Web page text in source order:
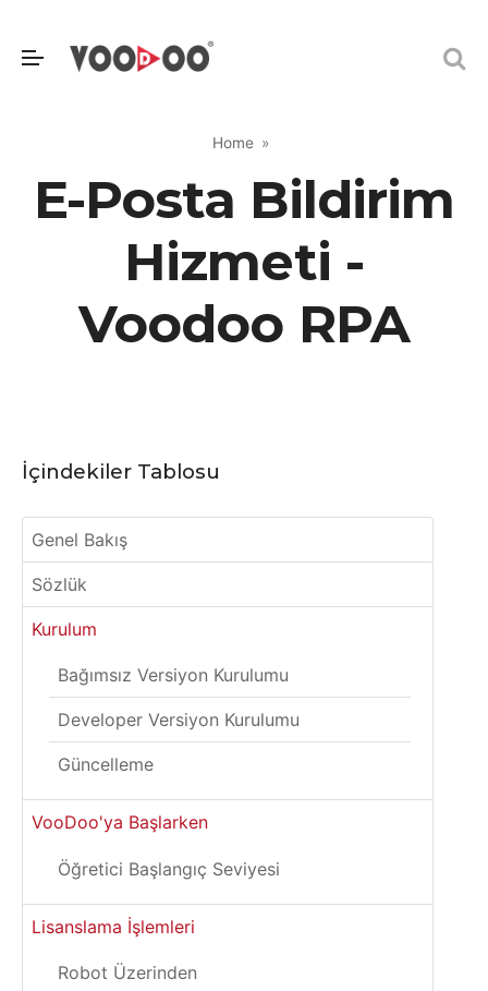
Home
E-Posta Bildirim
Hizmeti -
Voodoo RPA
İçindekiler Tablosu
Genel Bakış
Sözlük
Kurulum
Bağımsız Versiyon Kurulumu
Developer Versiyon Kurulumu
Güncelleme
VooDoo'ya Başlarken
Öğretici Başlangıç Seviyesi
Lisanslama İşlemleri
Robot Üzerinden